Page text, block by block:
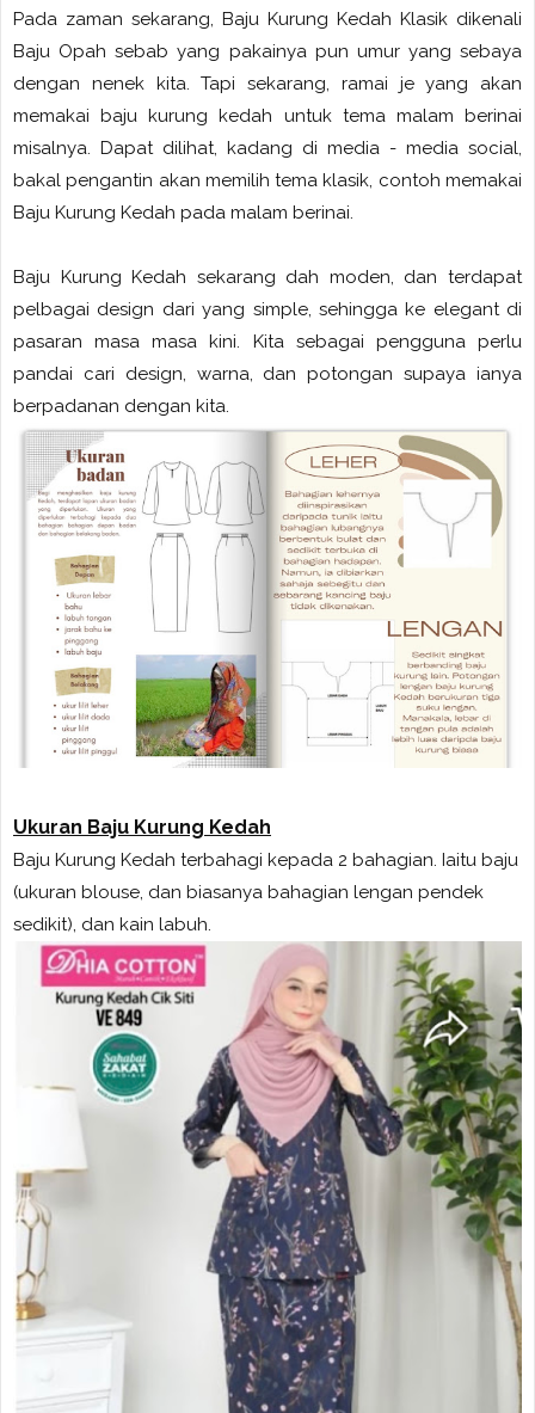
Pada zaman sekarang, Baju Kurung Kedah Klasik dikenali
Baju Opah sebab yang pakainya pun umur yang sebaya
dengan nenek kita. Tapi sekarang, ramai je yang akan
memakai baju kurung kedah untuk tema malam berinai
misalnya. Dapat dilihat, kadang di media - media social,
bakal pengantin akan memilih tema klasik, contoh memakai
Baju Kurung Kedah pada malam berinai.
Baju Kurung Kedah sekarang dah moden, dan terdapat
pelbagai design dari yang simple, sehingga ke elegant di
pasaran masa masa kini. Kita sebagai pengguna perlu
pandai cari design, warna, dan potongan supaya ianya
berpadanan dengan kita.
Ukuran Baju Kurung Kedah
Baju Kurung Kedah terbahagi kepada 2 bahagian. Iaitu baju
(ukuran blouse, dan biasanya bahagian lengan pendek
sedikit), dan kain labuh.